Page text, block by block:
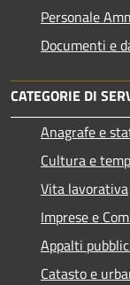
Personale
Documenti e
CATEGORIE DI
Anagrafe e
Cultura e
Vita lavorativa
Imprese e
Appalti
Catasto e